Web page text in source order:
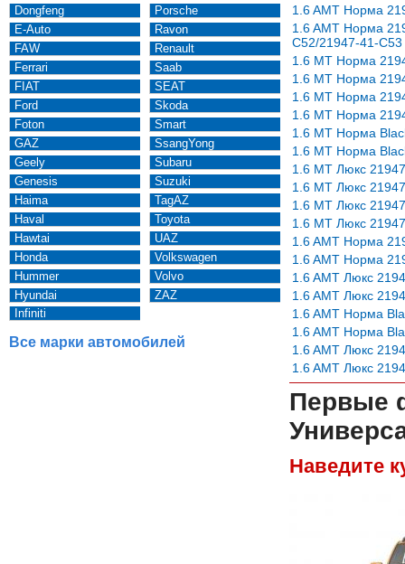
Dongfeng
E-Auto
FAW
Ferrari
FIAT
Ford
Foton
GAZ
Geely
Genesis
Haima
Haval
Hawtai
Honda
Hummer
Hyundai
Infiniti
Porsche
Ravon
Renault
Saab
SEAT
Skoda
Smart
SsangYong
Subaru
Suzuki
TagAZ
Toyota
UAZ
Volkswagen
Volvo
ZAZ
Все марки автомобилей
1.6 AMT Норма
1.6 AMT Норма
C52/21947-41-C53
1.6 MT Норма
1.6 MT Норма
1.6 MT Норма
1.6 MT Норма
1.6 MT Норма
1.6 MT Норма
1.6 MT Люкс
1.6 MT Люкс
1.6 MT Люкс
1.6 MT Люкс
1.6 AMT Норма
1.6 AMT Норма
1.6 AMT Люкс
1.6 AMT Люкс
1.6 AMT Норма
1.6 AMT Норма
1.6 AMT Люкс
1.6 AMT Люкс
Первые
Наведите